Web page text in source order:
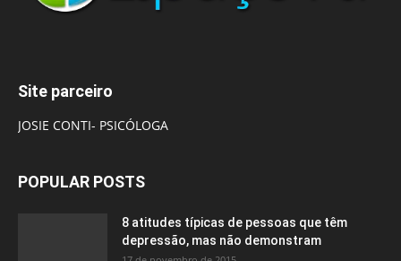
Site parceiro
JOSIE CONTI- PSICÓLOGA
POPULAR POSTS
8 atitudes típicas de pessoas que têm
depressão, mas não demonstram